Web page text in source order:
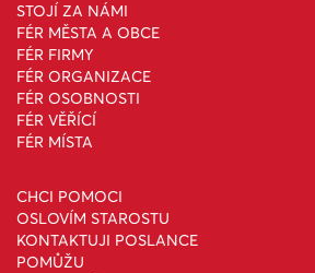
STOJÍ ZA NÁMI
FÉR MĚSTA A OBCE
FÉR FIRMY
FÉR ORGANIZACE
FÉR OSOBNOSTI
FÉR VĚŘÍCÍ
FÉR MÍSTA
CHCI POMOCI
OSLOVÍM STAROSTU
KONTAKTUJI POSLANCE
POMŮŽU